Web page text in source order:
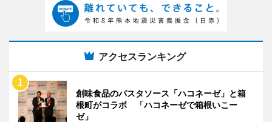
アクセスランキング
創味食品のパスタソース「ハコネーゼ」と箱
根町がコラボ 「ハコネーゼで箱根いこー
ゼ」